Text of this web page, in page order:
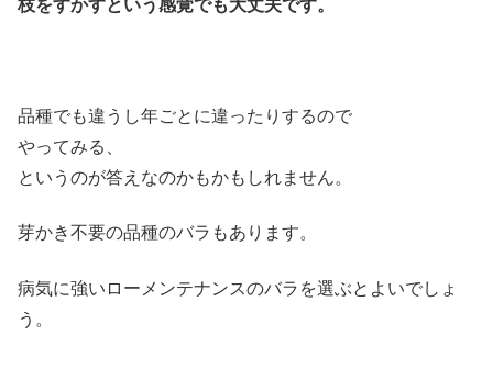
枝をすかすという感覚でも大丈夫です。
品種でも違うし年ごとに違ったりするので
やってみる、
というのが答えなのかもかもしれません。
芽かき不要の品種のバラもあります。
病気に強いローメンテナンスのバラを選ぶとよいでしょ
う。